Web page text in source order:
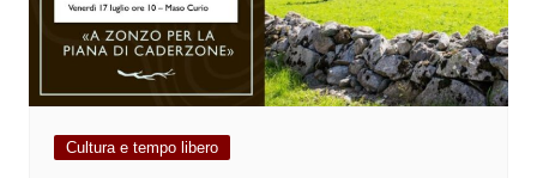
Cultura e tempo libero